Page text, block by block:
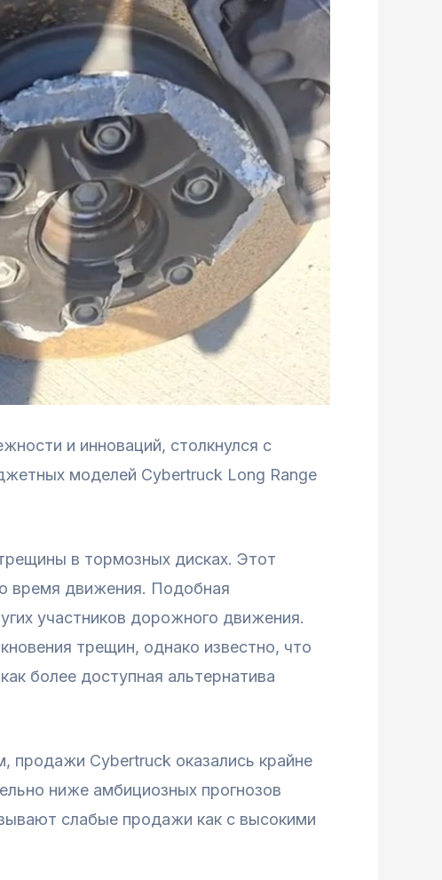
и инноваций, столкнулся с
моделей Cybertruck Long Range
в тормозных дисках. Этот
время движения. Подобная
участников дорожного движения.
трещин, однако известно, что
более доступная альтернатива
Cybertruck оказались крайне
ниже амбициозных прогнозов
слабые продажи как с высокими